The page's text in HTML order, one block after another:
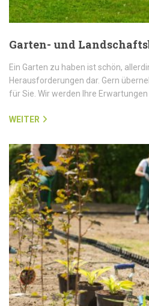
Garten- und
Ein Garten zu haben ist schön,
Herausforderungen dar. Gern
für Sie. Wir werden Ihre
WEITER